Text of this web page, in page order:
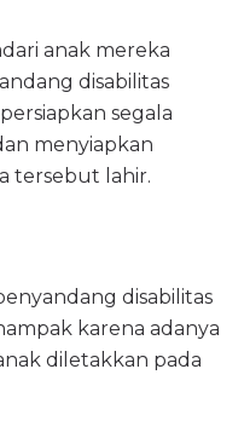
anak mereka
disabilitas
segala
menyiapkan
tersebut lahir.
disabilitas
karena adanya
diletakkan pada